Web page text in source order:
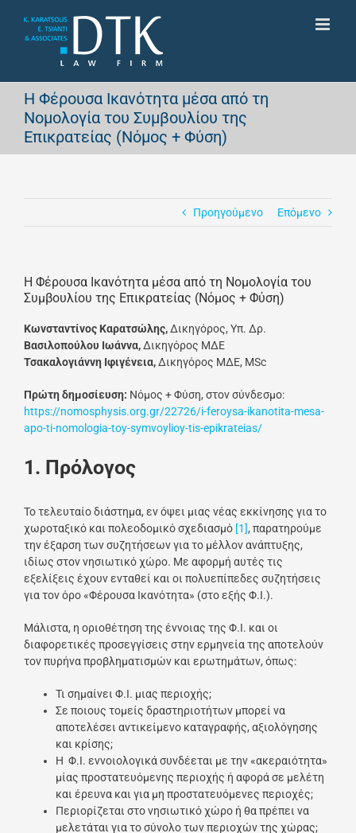
περιεχόμενο
Η Φέρουσα Ικανότητα μέσα από τη
Νομολογία του Συμβουλίου της
Επικρατείας (Νόμος + Φύση)
Προηγούμενο Επόμενο
Η Φέρουσα Ικανότητα μέσα από τη Νομολογία του
Συμβουλίου της Επικρατείας (Νόμος + Φύση)
Κωνσταντίνος Καρατσώλης,Δικηγόρος, Υπ. Δρ.
Βασιλοπούλου Ιωάννα,Δικηγόρος ΜΔΕ
Τσακαλογιάννη Ιφιγένεια,Δικηγόρος ΜΔΕ, MSc
Πρώτη δημοσίευση: Νόμος + Φύση, στον σύνδεσμο:
https://nomosphysis.org.gr/22726/i-feroysa-ikanotita-mesa-
apo-ti-nomologia-toy-symvoylioy-tis-epikrateias/
1. Πρόλογος
Το τελευταίο διάστημα, εν όψει μιας νέας εκκίνησης για το
χωροταξικό και πολεοδομικό σχεδιασμό [1], παρατηρούμε
την έξαρση των συζητήσεων για το μέλλον ανάπτυξης,
ιδίως στον νησιωτικό χώρο. Με αφορμή αυτές τις
εξελίξεις έχουν ενταθεί και οι πολυεπίπεδες συζητήσεις
για τον όρο «Φέρουσα Ικανότητα» (στο εξής Φ.Ι.).
Μάλιστα, η οριοθέτηση της έννοιας της Φ.Ι. και οι
διαφορετικές προσεγγίσεις στην ερμηνεία της αποτελούν
τον πυρήνα προβληματισμών και ερωτημάτων, όπως:
Τι σημαίνει Φ.Ι. μιας περιοχής;
Σε ποιους τομείς δραστηριοτήτων μπορεί να
αποτελέσει αντικείμενο καταγραφής, αξιολόγησης
και κρίσης;
Η Φ.Ι. εννοιολογικά συνδέεται με την «ακεραιότητα»
μίας προστατευόμενης περιοχής ή αφορά σε μελέτη
και έρευνα και για μη προστατευόμενες περιοχές;
Περιορίζεται στο νησιωτικό χώρο ή θα πρέπει να
μελετάται για το σύνολο των περιοχών της χώρας;